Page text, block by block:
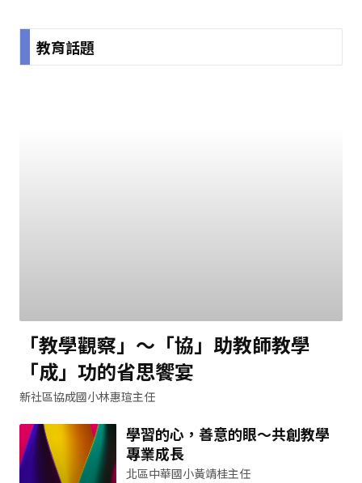
教育話題
「教學觀察」～「協」助教師教學
「成」功的省思饗宴
新社區協成國小林惠瑄主任
學習的心，善意的眼～共創教學
專業成長
北區中華國小黃靖桂主任